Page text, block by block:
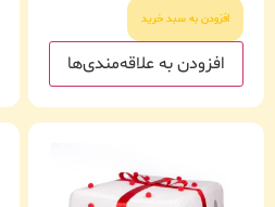
افزودن به سبد خرید
افزودن به علاقه‌مندی‌ها